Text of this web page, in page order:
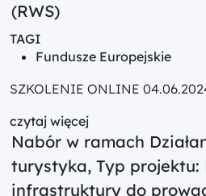
(RWS)
TAGI
Fundusze Europejskie
SZKOLENIE ONLINE
czytaj więcej
Nabór w ramach
turystyka, Typ projektu:
infrastruktury do